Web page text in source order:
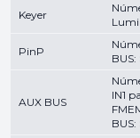
Keyer
PinP
BUS:
AUX BUS
IN1
BUS: